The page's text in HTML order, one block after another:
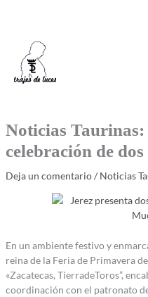
Noticias
celebración de
Deja un comentario / Noticias
En un ambiente festivo y
reina de la Feria de Primavera
«Zacatecas, TierradeToros”,
coordinación con el patronato